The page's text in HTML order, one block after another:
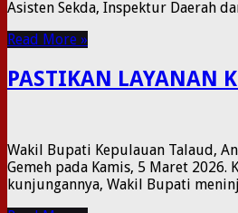
Asisten Sekda, Inspektur Daerah
Read More »
PASTIKAN LAYANAN
Wakil Bupati Kepulauan Talaud,
Gemeh pada Kamis, 5 Maret
kunjungannya, Wakil Bupati